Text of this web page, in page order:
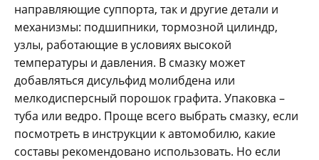
направляющие суппорта, так и другие детали и
механизмы: подшипники, тормозной цилиндр,
узлы, работающие в условиях высокой
температуры и давления. В смазку может
добавляться дисульфид молибдена или
мелкодисперсный порошок графита. Упаковка –
туба или ведро. Проще всего выбрать смазку, если
посмотреть в инструкции к автомобилю, какие
составы рекомендовано использовать. Но если